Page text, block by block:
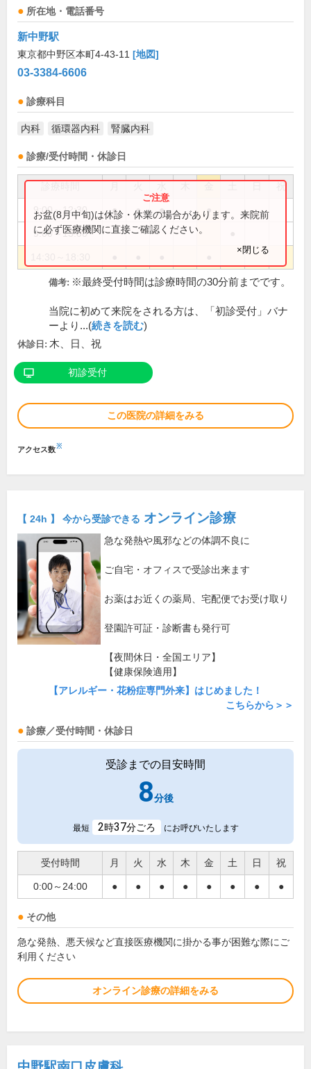
所在地・電話番号
新中野駅
東京都中野区本町4-43-11 [地図]
03-3384-6606
診療科目
内科 循環器内科 腎臓内科
診療/受付時間・休診日
祝
9:00～12:30 ● ● ● ●
9:00～13:00
お盆(8月中旬)は休診・休業の場合があります。来院前
に必ず医療機関に直接ご確認ください。
×閉じる
備考: ※最終受付時間は診療時間の30分前までです。
当院に初めて来院をされる方は、「初診受付」バナ
ーより...(続きを読む)
休診日: 木、日、祝
初診受付
この医院の詳細をみる
アクセス数※
【 24h 】 今から受診できる オンライン診療
急な発熱や風邪などの体調不良に
ご自宅・オフィスで受診出来ます
お薬はお近くの薬局、宅配便でお受け取り
登園許可証・診断書も発行可
【夜間休日・全国エリア】
【健康保険適用】
【アレルギー・花粉症専門外来】はじめました！
こちらから＞＞
診療／受付時間・休診日
受診までの目安時間
8分後
最短 2時37分ごろ にお呼びいたします
受付時間 月 火 水 木 金 土 日 祝
0:00～24:00 ● ● ● ● ● ● ● ●
その他
急な発熱、悪天候など直接医療機関に掛かる事が困難な際にご
利用ください
オンライン診療の詳細をみる